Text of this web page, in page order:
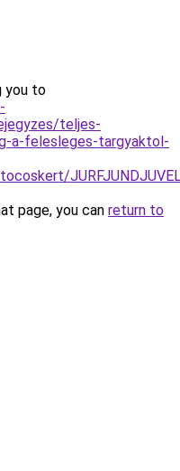
you to
teljes-
a-felesleges-targyaktol-
page, you can return to